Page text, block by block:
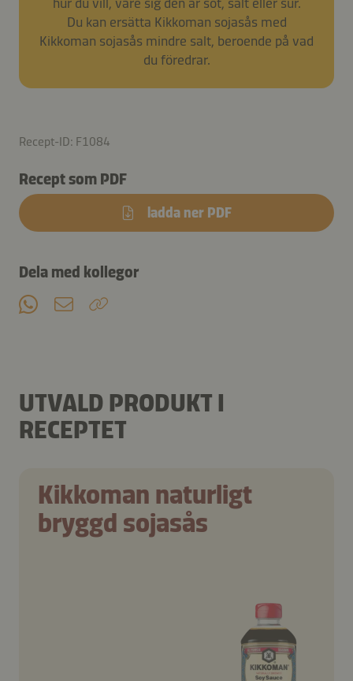
Du kan ersätta Kikkoman sojasås med
Kikkoman sojasås mindre salt, beroende på vad
du föredrar.
Recept-ID: F1084
Recept som PDF
ladda ner PDF
Dela med kollegor
UTVALD PRODUKT I
RECEPTET
Kikkoman naturligt
bryggd sojasås